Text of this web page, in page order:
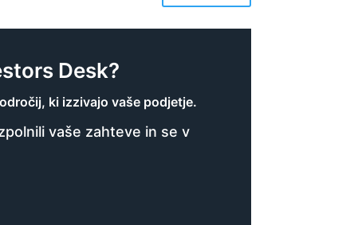
Desk?
ki izzivajo vaše podjetje.
vaše zahteve in se v